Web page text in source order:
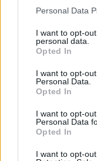
Personal Data
I want to opt-
personal data.
Opted In
I want to opt-
Personal Data.
Opted In
I want to opt-
Personal Data
Opted In
I want to opt-
nezpochybnil.
Miroslav Patrik:
perla. Proč?
7.7.2026
Diskuse: 30
výsledky ankety